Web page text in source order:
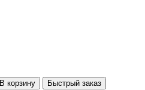
В корзину
Быстрый заказ